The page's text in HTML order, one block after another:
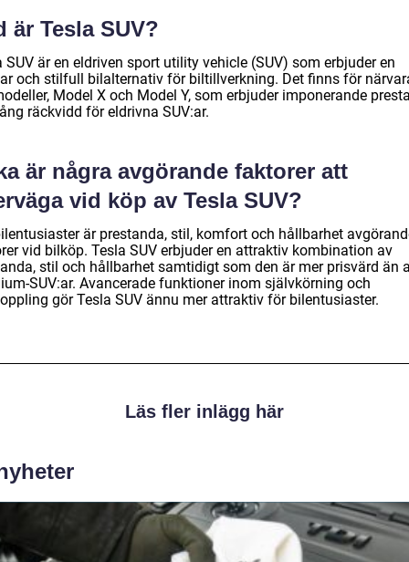
är Tesla SUV?
SUV är en eldriven sport utility vehicle (SUV) som erbjuder en
och stilfull bilalternativ för biltillverkning. Det finns för
Model X och Model Y, som erbjuder imponerande
räckvidd för eldrivna SUV:ar.
är några avgörande faktorer att
vid köp av Tesla SUV?
är prestanda, stil, komfort och hållbarhet
vid bilköp. Tesla SUV erbjuder en attraktiv kombination av
stil och hållbarhet samtidigt som den är mer prisvärd än
SUV:ar. Avancerade funktioner inom självkörning och
gör Tesla SUV ännu mer attraktiv för bilentusiaster.
Läs fler inlägg här